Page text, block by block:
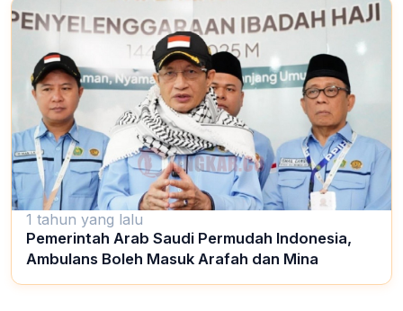
1 tahun yang lalu
Pemerintah Arab Saudi Permudah Indonesia,
Ambulans Boleh Masuk Arafah dan Mina